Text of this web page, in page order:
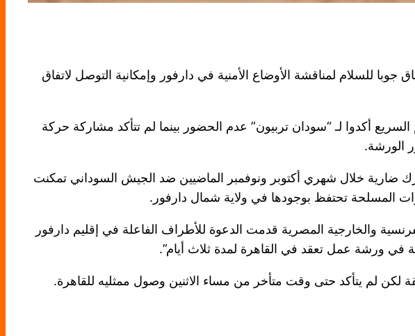
للسلام لمناقشة الأوضاع الأمنية في دارفور وإمكانية التوصل لاتفاق
أكدوا لـ “سودان تربيون” عدم الحضور بينما لم تتأكد مشاركة حركة
الورشة.
خلال شهري أكتوبر ونوفمبر الماضيين ضد الجيش السوداني تمكنت
تحتفظ بوجودها في ولاية شمال دارفور.
والخارجية المصرية قدمت الدعوة للأطراف الفاعلة في إقليم دارفور
في ورشة عمل تعقد في القاهرة لمدة ثلاث أيام”.
لكن لم يتأكد حتى وقت متأخر من مساء الاثنين وصول ممثليه للقاهرة.